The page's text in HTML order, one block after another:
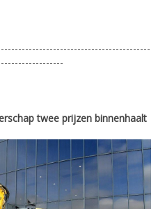
twee prijzen binnenhaalt